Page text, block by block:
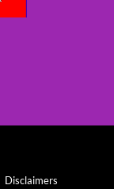
Disclaimers